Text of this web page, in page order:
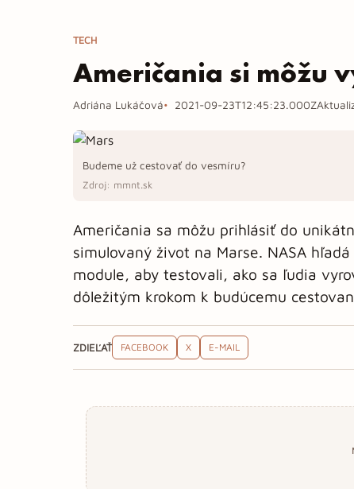
TECH
Američania si môžu
Adriána Lukáčová 2021-09-23T12:45:23.000Z
Budeme už cestovať do vesmíru?
Zdroj: mmnt.sk
Američania sa môžu prihlásiť do
simulovaný život na Marse. NASA
module, aby testovali, ako sa ľudia
dôležitým krokom k budúcemu
ZDIEĽAŤ FACEBOOK X E-MAIL